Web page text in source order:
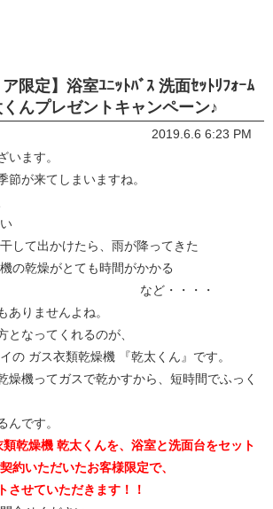
ア限定】浴室ﾕﾆｯﾄﾊﾞｽ 洗面ｾｯﾄﾘﾌｫｰﾑ
んプレゼントキャンペーン♪
2019.6.6 6:23 PM
います。
節が来てしまいますね。
して出かけたら、雨が降ってきた
の乾燥がとても時間がかかる
・・・
ありませんよね。
となってくれるのが、
の ガス衣類乾燥機 『乾太くん』です。
燥機ってガスで乾かすから、短時間でふっく
んです。
乾燥機 乾太くんを、浴室と洗面台をセット
約いただいたお客様限定で、
させていただきます！！